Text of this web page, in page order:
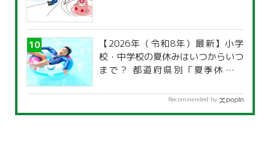
【2026年（令和8年）最新】小学
校・中学校の夏休みはいつからいつ
まで？ 都道府県別「夏季休暇一
Recommended by